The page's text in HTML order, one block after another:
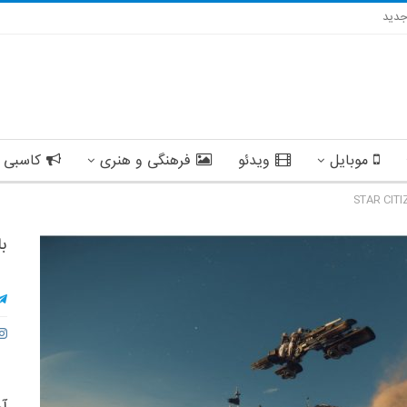
موبایل ویدئو فرهنگی و هنری